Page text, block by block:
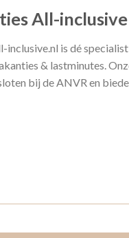
All-inclusive
inclusive.nl is dé
& lastminutes.
bij de ANVR en